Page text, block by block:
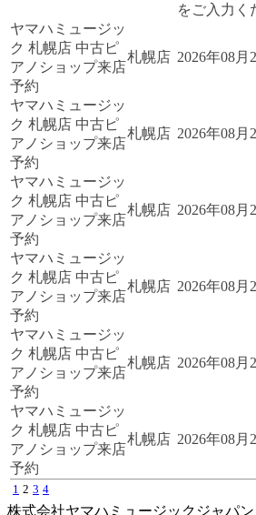
をご入力く
ヤマハミュージッ
ク 札幌店 中古ピ
アノショップ来店
予約
札幌店 2026年08月
ヤマハミュージッ
ク 札幌店 中古ピ
アノショップ来店
予約
札幌店 2026年08月
ヤマハミュージッ
ク 札幌店 中古ピ
アノショップ来店
予約
札幌店 2026年08月
ヤマハミュージッ
ク 札幌店 中古ピ
アノショップ来店
予約
札幌店 2026年08月
ヤマハミュージッ
ク 札幌店 中古ピ
アノショップ来店
予約
札幌店 2026年08月
ヤマハミュージッ
ク 札幌店 中古ピ
アノショップ来店
予約
札幌店 2026年08月
1 2 3 4
株式会社ヤマハミュージックジャパン